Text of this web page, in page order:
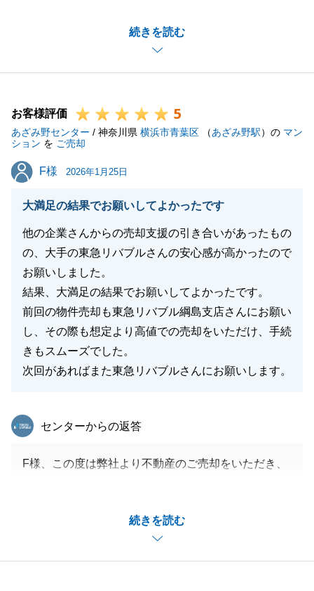
続きを読む
また、お忙しい中、貴重なご感想をいただきましたこ
と、重ねて御礼申し上げます。
「東急田園都市線沿線知識」や「正直ベースでの対
きな励みとなります。
お客様にとって、新しい住まいでの生活が具体的にイ
メージできることは、物件選びにおいて最も大切なこ
との一つだと考えております。世代が近いからこそ共
も包み隠さずお伝えするよう努めてまいりました。
一方で、住宅ローンのお手続きや、年末年始の休業期
間に伴うスケジュールのご案内につきまして、ご不安
な思いをさせてしまいましたこと、深く反省しており
ます。
不動産購入は一生に一度の大きな決断です。資金計画
（金利・団信等）の細かな擦り合わせや、休業期間を
考慮した余裕のあるスケジュール管理がいかに重要で
あるかを改めて痛感いたしました。
を徹底してまいる所存です。
とや、改めてご相談されたいことがございましたら、
今後とも末永いお付き合いを、どうぞよろしくお願い
お客様評価 5
あざみ野センター / 神奈川県 横浜市青葉区 （あざみ野駅）の マン
ション を ご売却
F様
F様 2026年1月25日
大満足の結果でお願いしてよかったです
他の企業さんからの売却支援の引き合いがあったもの
の、大手の東急リバブルさんの安心感が高かったので
お願いしました。
結果、大満足の結果でお願いしてよかったです。
前回の物件売却も東急リバブル綱島支店さんにお願い
し、その際も想定より高値での売却をいただけ、手続
きもスムーズでした。
次回があればまた東急リバブルさんにお願いします。
続きを読む
東急リバブル
センターからの返答
F様、この度は弊社より不動産のご売却をいただき、
大変うれしく思っております。
今後も何か不動産のお困りごとやご相談がございまし
たら、いつでもお声がけ下さいませ。